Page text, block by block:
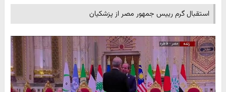
استقبال گرم رییس جمهور مصر از پزشکیان